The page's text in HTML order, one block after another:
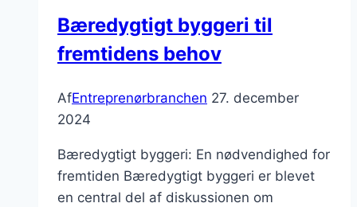
Bæredygtigt byggeri til
fremtidens behov
AfEntreprenørbranchen 27. december
2024
Bæredygtigt byggeri: En nødvendighed for
fremtiden Bæredygtigt byggeri er blevet
en central del af diskussionen om